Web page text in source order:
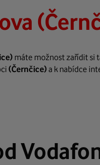
máte možnost zařídit si
(Černčice) a k nabídce